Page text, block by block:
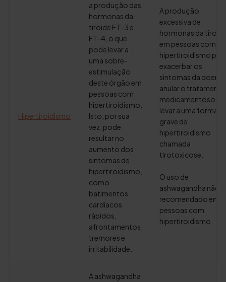
Hipertiroidismo
a produção das
hormonas da
tiroide FT-3 e
FT-4, o que
pode levar a
uma sobre-
estimulação
deste órgão em
pessoas com
hipertiroidismo.
Isto, por sua
vez, pode
resultar no
aumento dos
sintomas de
hipertiroidismo,
como
batimentos
cardíacos
rápidos,
afrontamentos,
tremores e
irritabilidade.
A produção
excessiva de
hormonas da
em pessoas com
hipertiroidismo
exacerbar os
sintomas da
anular o tratamento
medicamentoso e
levar a uma forma
grave de
hipertiroidismo
chamada
tirotoxicose.
O uso de
ashwagandha não é
recomendado em
pessoas com
hipertiroidismo.
A ashwagandha